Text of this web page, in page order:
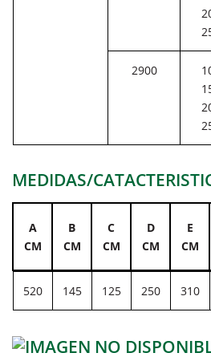
2900
MEDIDAS/
A
CM
B
CM
C
CM
D
CM
E
CM
520 145 125 250 310